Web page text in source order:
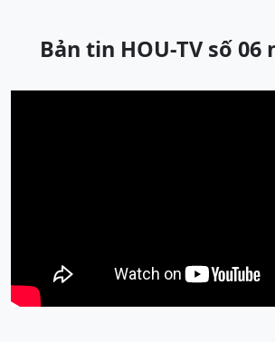
Bản tin HOU-TV số 06